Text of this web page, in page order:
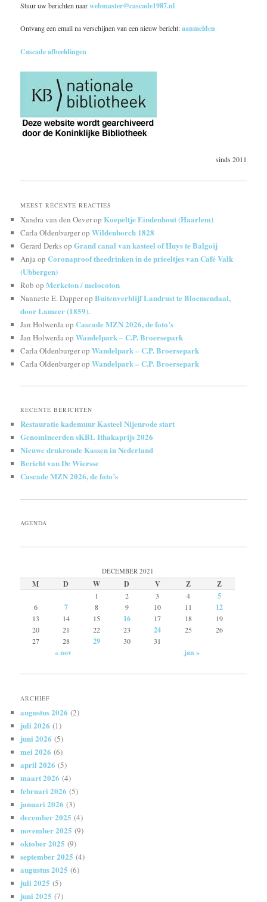
Stuur uw berichten naarwebmaster@cascade1987.nl
Ontvang een email na verschijnen van een nieuw bericht:aanmelden
Cascade afbeeldingen
sinds 2011
MEEST RECENTE REACTIES
Xandra van den OeveropKoepeltje Eindenhout (Haarlem)
Carla OldenburgeropWildenborch 1828
Gerard DerksopGrand canal van kasteel of Huys te Balgoij
Anja opCoronaproof theedrinken in de prieeltjes van Café Valk
(Ubbergen)
Rob opMerketon / melocoton
Nannette E. DapperopBuitenverblijf Landrust te Bloemendaal,
door Lameer (1859).
Jan Holwerda opCascade MZN 2026, de foto’s
Jan Holwerda opWandelpark – C.P. Broersepark
Carla OldenburgeropWandelpark – C.P. Broersepark
Carla OldenburgeropWandelpark – C.P. Broersepark
RECENTE BERICHTEN
Restauratie kademuur Kasteel Nijenrode start
Genomineerden sKBL Ithakaprijs 2026
Nieuwe drukronde Kassen in Nederland
Bericht van De Wiersse
Cascade MZN 2026, de foto’s
AGENDA
DECEMBER 2021
M D W D V Z Z
1 2 3 4 5
6 7 8 9 10 11 12
13 14 15 16 17 18
19
20
21 22 23 24 25
26
27
28 29 30 31
« nov jan »
ARCHIEF
augustus 2026 (2)
juli 2026 (1)
juni 2026 (5)
mei 2026 (6)
april 2026 (5)
maart 2026 (4)
februari 2026 (5)
januari 2026 (3)
december 2025 (4)
november 2025 (9)
oktober 2025 (9)
september 2025 (4)
augustus 2025 (6)
juli 2025 (5)
juni 2025 (7)